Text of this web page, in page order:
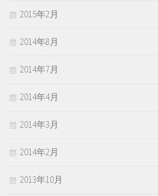
2015年2月
2014年8月
2014年7月
2014年4月
2014年3月
2014年2月
2013年10月